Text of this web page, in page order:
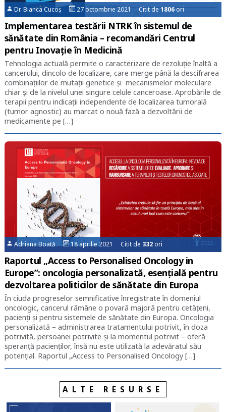
Dr. Bianca Cucoș 27 octombrie 2021 Citit de1806ori
Implementarea testării NTRK în sistemul de
sănătate din România – recomandări Centrul
pentru Inovație în Medicină
Tehnologia actuală permite o caracterizare de rezoluție înaltă a
cancerului, dincolo de localizare, care merge până la descifrarea
combinațiilor de mutații genetice și mecanismelor moleculare
chiar și de la nivelul unei singure celule canceroase. Aprobările de
terapii pentru indicații independente de localizarea tumorală
(tumor agnostic) au marcat o nouă fază a dezvoltării de
medicamente pe […]
Adriana Boată 18 aprilie 2021 Citit de 332ori
Raportul „Access to Personalised Oncology in
Europe”: oncologia personalizată, esențială pentru
dezvoltarea politicilor de sănătate din Europa
În ciuda progreselor semnificative înregistrate în domeniul
oncologic, cancerul rămâne o povară majoră pentru cetățeni,
pacienți și pentru sistemele de sănătate din Europa. Oncologia
personalizată – administrarea tratamentului potrivit, în doza
potrivită, persoanei potrivite și la momentul potrivit – oferă
speranță pacienților, însă nu este utilizată la adevăratul său
potențial. Raportul „Access to Personalised Oncology […]
ALTE RESURSE